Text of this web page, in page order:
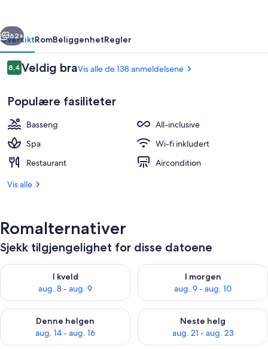
All
Inclusive
Utendørsbasseng, bassengparasoller
Neste
62+
OversiktRomBeliggenhetRegler
Anmeldelser
8,48,4 av 10 –
Veldig braVis alle de 138 anmeldelsene
Populære fasiliteter
Basseng
All-inclusive
Spa
Wi-fi inkludert
Restaurant
Aircondition
Vis alle
Romalternativer
Sjekk tilgjengelighet for disse datoene
I kveld
aug. 8 - aug. 9
Sjekk tilgjengelighet for i kveld, aug. 8 - aug. 9
I morgen
aug. 9 - aug. 10
Sjekk tilgjengelighet for i
Denne helgen
aug. 14 - aug. 16
Sjekk tilgjengelighet for denne helgen, aug. 14 - aug. 16
Neste helg
aug. 21 - aug. 23
Sjekk tilgjengelighet for